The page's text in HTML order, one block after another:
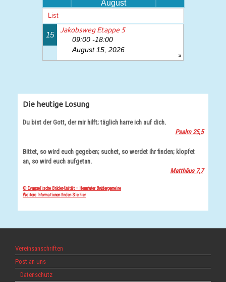
August
List
15
Jakobsweg Etappe 5
09:00 -18:00
August 15, 2026
Die heutige Losung
Du bist der Gott, der mir hilft; täglich harre ich auf dich.
Psalm 25,5
Bittet, so wird euch gegeben; suchet, so werdet ihr finden; klopfet
an, so wird euch aufgetan.
Matthäus 7,7
© Evangelische Brüder-Unität – Herrnhuter Brüdergemeine
Weitere Informationen finden Sie hier
Vereinsanschriften
Post an uns
Datenschutz